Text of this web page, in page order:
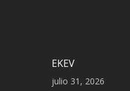
EKEV
julio 31, 2026